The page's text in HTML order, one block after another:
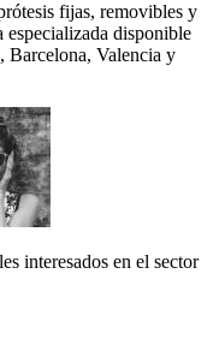
fijas, removibles y
especializada disponible
Valencia y
interesados en el sector